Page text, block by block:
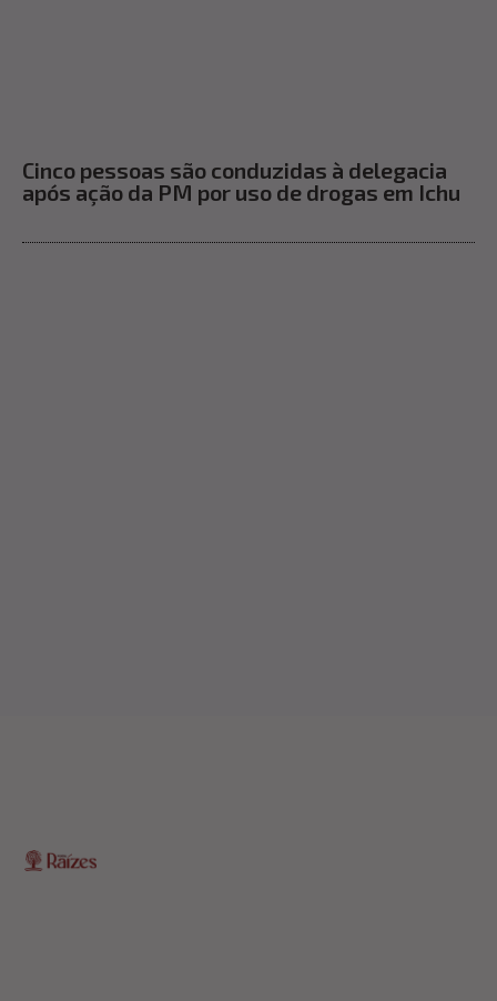
Cinco pessoas são conduzidas à delegacia
após ação da PM por uso de drogas em Ichu